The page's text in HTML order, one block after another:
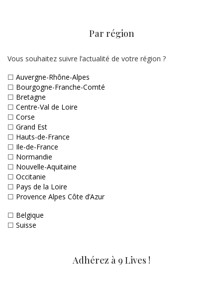
Par région
Vous souhaitez suivre l’actualité de votre région ?
☐ Auvergne-Rhône-Alpes
☐ Bourgogne-Franche-Comté
☐ Bretagne
☐ Centre-Val de Loire
☐ Corse
☐ Grand Est
☐ Hauts-de-France
☐ Ile-de-France
☐ Normandie
☐ Nouvelle-Aquitaine
☐ Occitanie
☐ Pays de la Loire
☐ Provence Alpes Côte d’Azur
☐ Belgique
☐ Suisse
Adhérez à 9 Lives !